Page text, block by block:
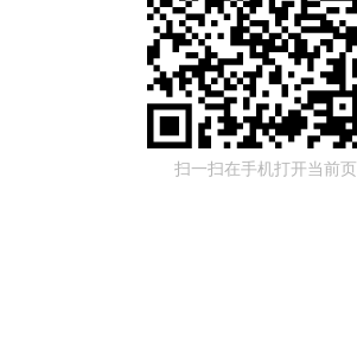
扫一扫在手机打开当前页